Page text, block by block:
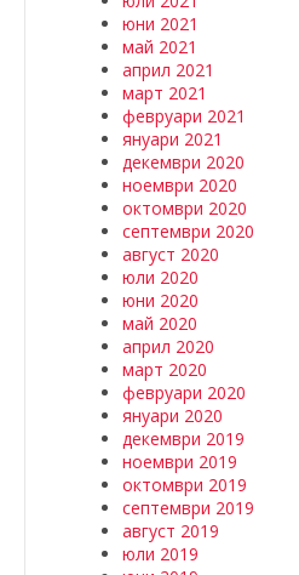
юни 2021
май 2021
април 2021
март 2021
февруари 2021
януари 2021
декември 2020
ноември 2020
октомври 2020
септември 2020
август 2020
юли 2020
юни 2020
май 2020
април 2020
март 2020
февруари 2020
януари 2020
декември 2019
ноември 2019
октомври 2019
септември 2019
август 2019
юли 2019